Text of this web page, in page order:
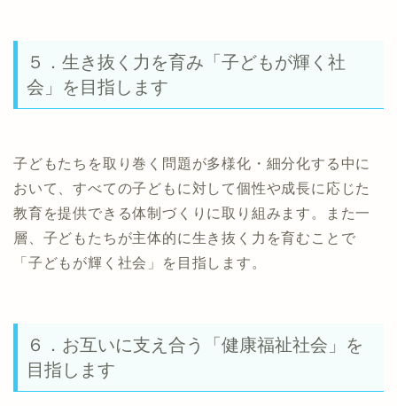
５．生き抜く力を育み「子どもが輝く社
会」を目指します
子どもたちを取り巻く問題が多様化・細分化する中に
おいて、すべての子どもに対して個性や成長に応じた
教育を提供できる体制づくりに取り組みます。また一
層、子どもたちが主体的に生き抜く力を育むことで
「子どもが輝く社会」を目指します。
６．お互いに支え合う「健康福祉社会」を
目指します